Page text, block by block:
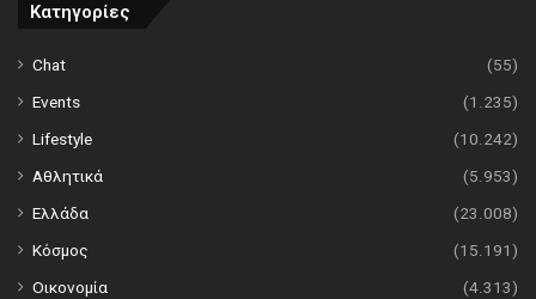
Κατηγορίες
Chat
(55)
Events
(1.235)
Lifestyle
(10.242)
Αθλητικά
(5.953)
Ελλάδα
(23.008)
Κόσμος
(15.191)
Οικονομία
(4.313)